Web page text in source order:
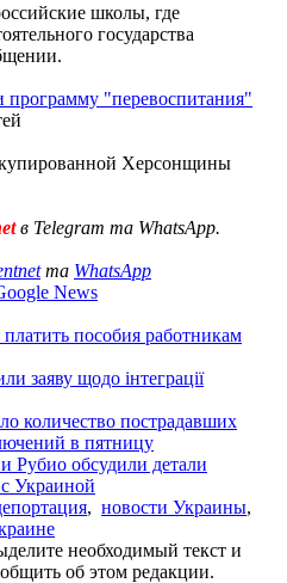
школы, где
государства
программу "перевоспитания"
Херсонщины
в Telegram та WhatsApp.
та WhatsApp
News
пособия работникам
заяву щодо інтеграції
количество пострадавших
в пятницу
Рубио обсудили детали
Украиной
, новости Украины,
необходимый текст и
об этом редакции.